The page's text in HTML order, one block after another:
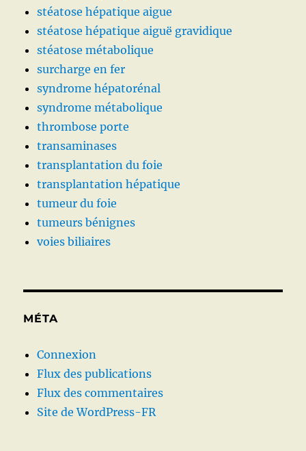
stéatose hépatique aigue
stéatose hépatique aiguë gravidique
stéatose métabolique
surcharge en fer
syndrome hépatorénal
syndrome métabolique
thrombose porte
transaminases
transplantation du foie
transplantation hépatique
tumeur du foie
tumeurs bénignes
voies biliaires
MÉTA
Connexion
Flux des publications
Flux des commentaires
Site de WordPress-FR